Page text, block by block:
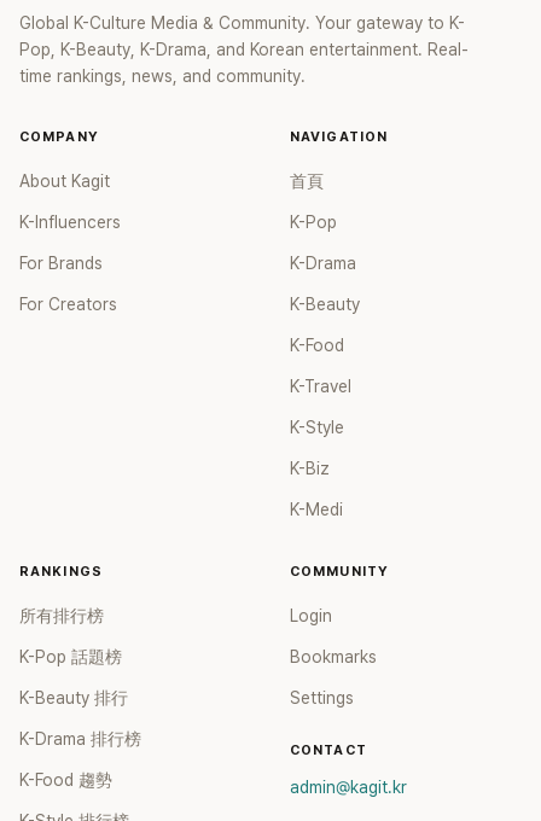
Global K-Culture Media & Community. Your gateway to K-
Pop, K-Beauty, K-Drama, and Korean entertainment. Real-
time rankings, news, and community.
COMPANY
About Kagit
K-Influencers
For Brands
For Creators
NAVIGATION
首頁
K-Pop
K-Drama
K-Beauty
K-Food
K-Travel
K-Style
K-Biz
K-Medi
RANKINGS
所有排行榜
K-Pop 話題榜
K-Beauty 排行
K-Drama 排行榜
K-Food 趨勢
COMMUNITY
Login
Bookmarks
Settings
CONTACT
admin@kagit.kr